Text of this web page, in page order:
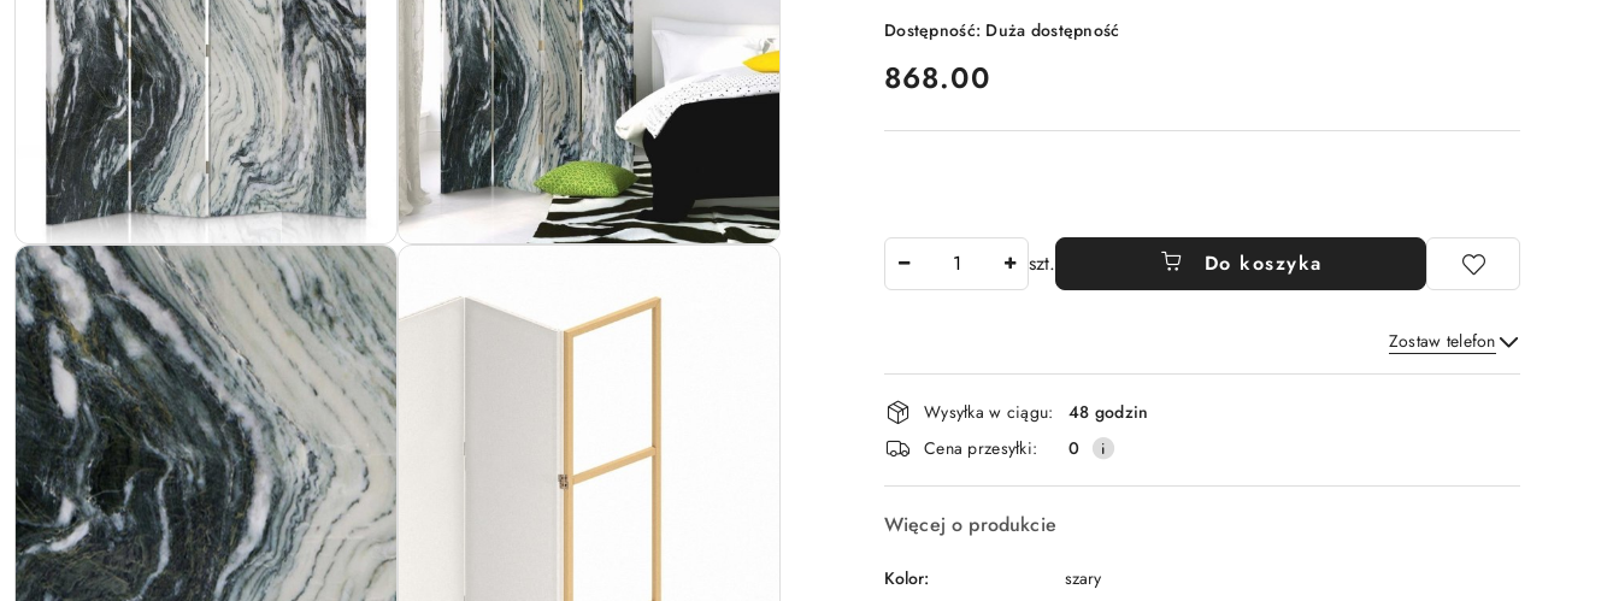
Dostępność: Duża dostępność
cena:
868.00
szt. Do koszyka
Zostaw telefon
Wyślij
Dostępność
i
dostawa
Wysyłka w ciągu:
48 godzin
Cena przesyłki:
0
Więcej o produkcie
Kolor: szary